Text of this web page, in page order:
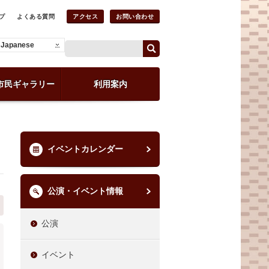
よくある質問 アクセス お問い合わせ
Japanese
民ギャラリー 利用案内
イベントカレンダー
公演・イベント情報
公演
イベント